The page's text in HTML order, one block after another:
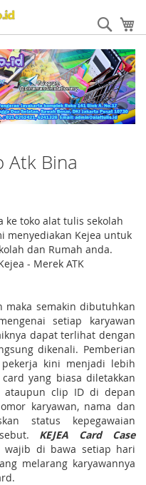
Atk Bina
ke toko alat tulis sekolah
menyediakan Kejea untuk
dan Rumah anda.
- Merek ATK
maka semakin dibutuhkan
setiap karyawan
dapat terlihat dengan
dikenali. Pemberian
kini menjadi lebih
yang biasa diletakkan
clip ID di depan
karyawan, nama dan
status kepegawaian
KEJEA Card Case
wajib di bawa setiap hari
melarang karyawannya